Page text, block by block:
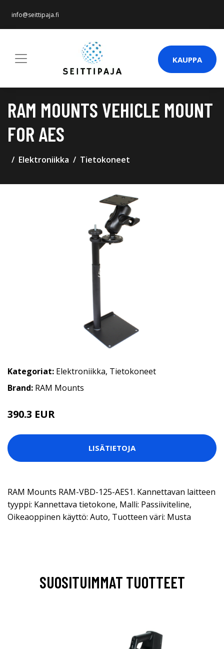
info@seittipaja.fi
KAUPPA
RAM MOUNTS VEHICLE MOUNT
FOR AES
Elektroniikka Tietokoneet
Kategoriat: Elektroniikka, Tietokoneet
Brand: RAM Mounts
390.3 EUR
LISÄTIETOJA
RAM Mounts RAM-VBD-125-AES1. Kannettavan laitteen
tyyppi: Kannettava tietokone, Malli: Passiiviteline,
Oikeaoppinen käyttö: Auto, Tuotteen väri: Musta
SUOSITUIMMAT TUOTTEET